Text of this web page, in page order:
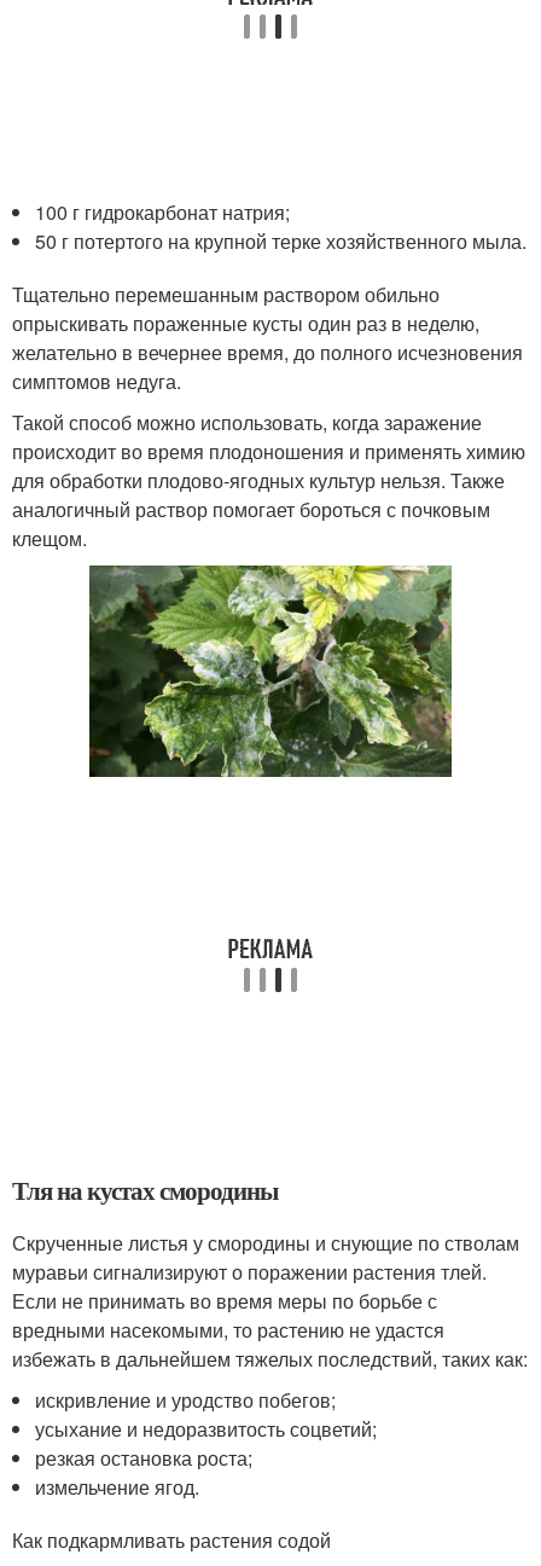
100 г гидрокарбонат натрия;
50 г потертого на крупной терке хозяйственного мыла.
Тщательно перемешанным раствором обильно
опрыскивать пораженные кусты один раз в неделю,
желательно в вечернее время, до полного исчезновения
симптомов недуга.
Такой способ можно использовать, когда заражение
происходит во время плодоношения и применять химию
для обработки плодово-ягодных культур нельзя. Также
аналогичный раствор помогает бороться с почковым
клещом.
Тля на кустах смородины
Скрученные листья у смородины и снующие по стволам
муравьи сигнализируют о поражении растения тлей.
Если не принимать во время меры по борьбе с
вредными насекомыми, то растению не удастся
избежать в дальнейшем тяжелых последствий, таких как:
искривление и уродство побегов;
усыхание и недоразвитость соцветий;
резкая остановка роста;
измельчение ягод.
Как подкармливать растения содой